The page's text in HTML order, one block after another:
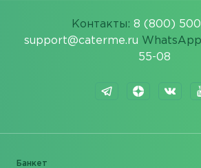
Контакты: 8 (800)
support@caterme.ru
55-08
Банкет